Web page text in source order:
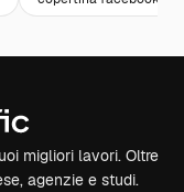
migliori lavori. Oltre
agenzie e studi.